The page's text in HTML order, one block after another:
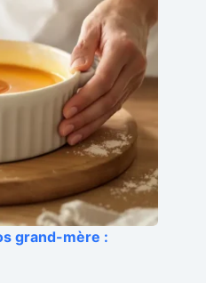
grand-mère :